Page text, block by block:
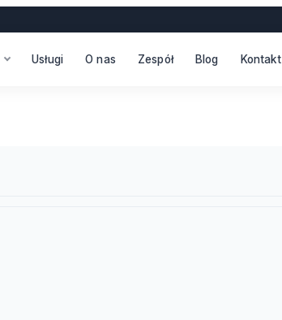
Usługi O nas Zespół Blog Kontakt